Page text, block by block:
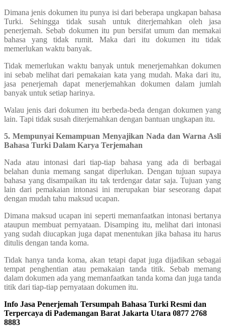
Dimana jenis dokumen itu punya isi dari beberapa ungkapan bahasa
Turki. Sehingga tidak susah untuk diterjemahkan oleh jasa
penerjemah. Sebab dokumen itu pun bersifat umum dan memakai
bahasa yang tidak rumit. Maka dari itu dokumen itu tidak
memerlukan waktu banyak.
Tidak memerlukan waktu banyak untuk menerjemahkan dokumen
ini sebab melihat dari pemakaian kata yang mudah. Maka dari itu,
jasa penerjemah dapat menerjemahkan dokumen dalam jumlah
banyak untuk setiap harinya.
Walau jenis dari dokumen itu berbeda-beda dengan dokumen yang
lain. Tapi tidak susah diterjemahkan dengan bantuan ungkapan itu.
5. Mempunyai Kemampuan Menyajikan Nada dan Warna Asli
Bahasa Turki Dalam Karya Terjemahan
Nada atau intonasi dari tiap-tiap bahasa yang ada di berbagai
belahan dunia memang sangat diperlukan. Dengan tujuan supaya
bahasa yang disampaikan itu tak terdengar datar saja. Tujuan yang
lain dari pemakaian intonasi ini merupakan biar seseorang dapat
dengan mudah tahu maksud ucapan.
Dimana maksud ucapan ini seperti memanfaatkan intonasi bertanya
ataupun membuat pernyataan. Disamping itu, melihat dari intonasi
yang sudah diucapkan juga dapat menentukan jika bahasa itu harus
ditulis dengan tanda koma.
Tidak hanya tanda koma, akan tetapi dapat juga dijadikan sebagai
tempat penghentian atau pemakaian tanda titik. Sebab memang
dalam dokumen ada yang memanfaatkan tanda koma dan juga tanda
titik dari tiap-tiap pernyataan dokumen itu.
Info Jasa Penerjemah Tersumpah Bahasa Turki Resmi dan
Terpercaya di Pademangan Barat Jakarta Utara 0877 2768
8883